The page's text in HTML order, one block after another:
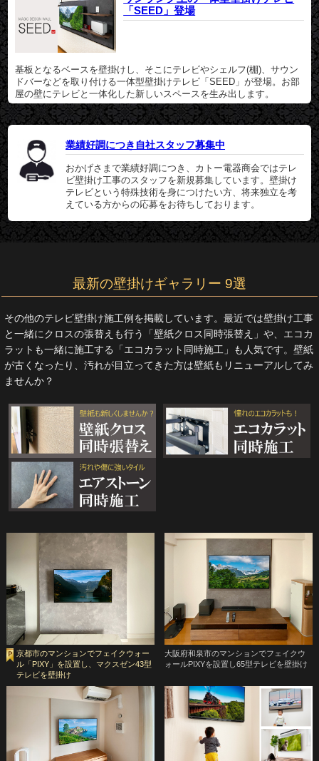
「SEED」登場
基板となるベースを壁掛けし、そこにテレビやシェルフ(棚)、サウン
ドバーなどを取り付ける一体型壁掛けテレビ「SEED」が登場。お部
屋の壁にテレビと一体化した新しいスペースを生み出します。
業績好調につき自社スタッフ募集中
おかげさまで業績好調につき、カトー電器商会ではテレ
ビ壁掛け工事のスタッフを新規募集しています。壁掛け
テレビという特殊技術を身につけたい方、将来独立を考
えている方からの応募をお待ちしております。
最新の壁掛けギャラリー 9選
その他のテレビ壁掛け施工例を掲載しています。最近では壁掛け工事
と一緒にクロスの張替えも行う「壁紙クロス同時張替え」や、エコカ
ラットも一緒に施工する「エコカラット同時施工」も人気です。壁紙
が古くなったり、汚れが目立ってきた方は壁紙もリニューアルしてみ
ませんか？
京都市のマンションでフェイクウォー
ル「PIXY」を設置し、マクスゼン43型
テレビを壁掛け
大阪府和泉市のマンションでフェイクウ
ォールPIXYを設置し65型テレビを壁掛け